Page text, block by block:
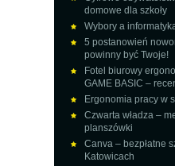
domowe dla szkoły
Wybory a
5 postanowień
powinny być Twoje!
Fotel biurowy
GAME BASIC –
Ergonomia pracy w
Czwarta władza –
planszówki
Canva – bezpłatne
Katowicach